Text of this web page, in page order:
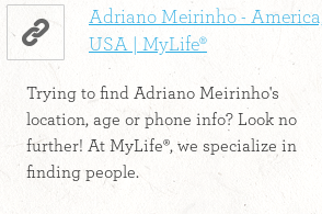
Adriano Meirinho -
USA | MyLife®
Trying to find Adriano Meirinho's
location, age or phone info? Look no
further! At MyLife®, we specialize in
finding people.